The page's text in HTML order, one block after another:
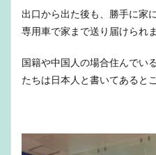
出口から出た後も、勝手に家
専用車で家まで送り届けられま
国籍や中国人の場合住んでい
たちは日本人と書いてあるとこ